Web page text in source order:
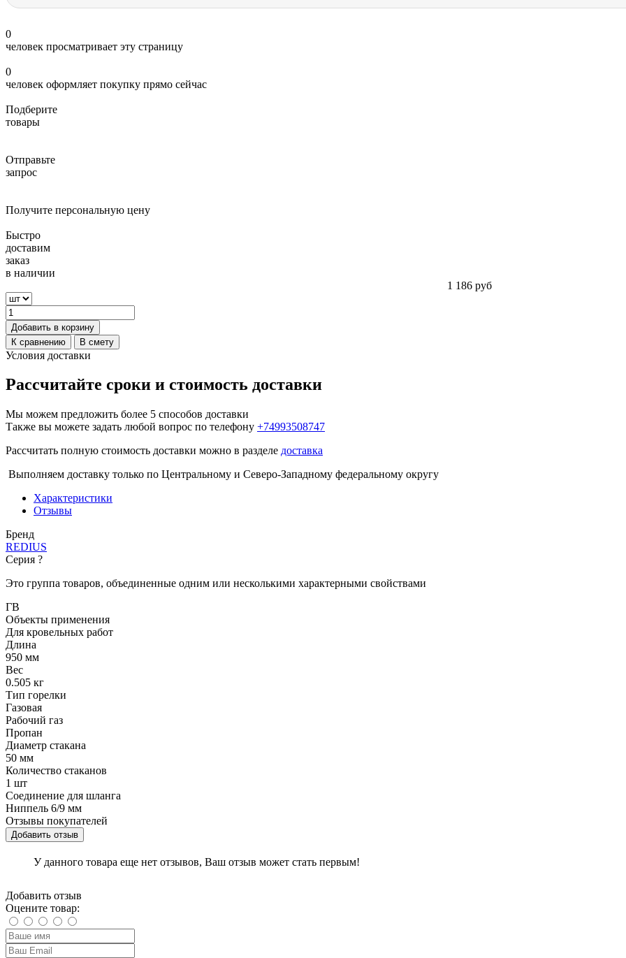
0
человек просматривает эту страницу
0
человек оформляет покупку прямо сейчас
Подберите
товары
Отправьте
запрос
Получите персональную цену
Быстро
доставим
заказ
в наличии
1 186 руб
Добавить в корзину
К сравнению
В смету
Условия доставки
Рассчитайте сроки и стоимость доставки
Мы можем предложить более 5 способов доставки
Также вы можете задать любой вопрос по телефону +74993508747
Рассчитать полную стоимость доставки можно в разделе доставка
Выполняем доставку только по Центральному и Северо-Западному федеральному округу
Характеристики
Отзывы
Бренд
REDIUS
Серия ?
Это группа товаров, объединенные одним или несколькими характерными свойствами
ГВ
Объекты применения
Для кровельных работ
Длина
950 мм
Вес
0.505 кг
Тип горелки
Газовая
Рабочий газ
Пропан
Диаметр стакана
50 мм
Количество стаканов
1 шт
Соединение для шланга
Ниппель 6/9 мм
Отзывы покупателей
Добавить отзыв
У данного товара еще нет отзывов, Ваш отзыв может стать первым!
Добавить отзыв
Оцените товар: